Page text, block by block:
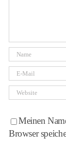
Meinen
Browser